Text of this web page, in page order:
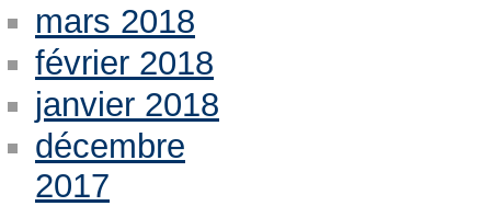
mars 2018
février 2018
janvier 2018
décembre
2017